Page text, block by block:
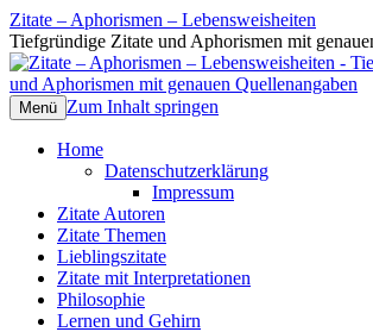
Zitate – Aphorismen – Lebensweisheiten
Tiefgründige Zitate und Aphorismen mit
Menü Zum Inhalt springen
Home
Datenschutzerklärung
Impressum
Zitate Autoren
Zitate Themen
Lieblingszitate
Zitate mit Interpretationen
Philosophie
Lernen und Gehirn